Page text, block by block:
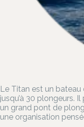
Le Titan est un
jusqu’à 30 plongeurs.
un grand pont de
une organisation